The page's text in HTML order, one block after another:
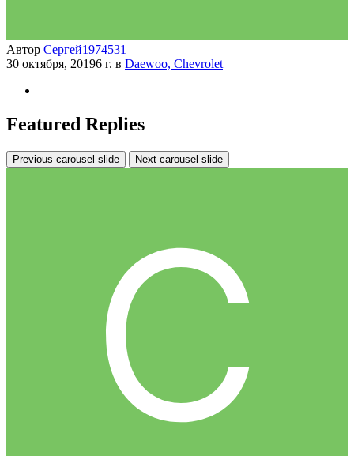
Автор Сергей1974531
30 октября, 20196 г. в Daewoo, Сhevrolet
Featured Replies
Previous carousel slide Next carousel slide